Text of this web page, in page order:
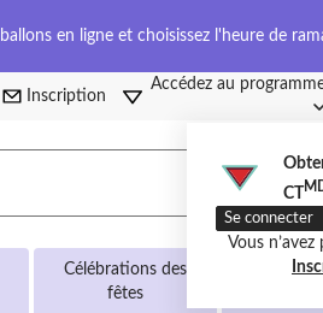
en ligne et choisissez l'heure de
Inscription
Accédez au
CT
Se connecter
Vous
Célébrations des
fêtes